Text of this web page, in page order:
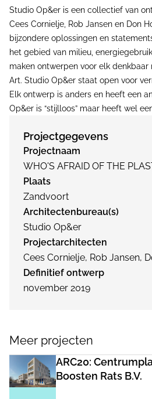
Studio Op&er is een collectief van
Cees Cornielje, Rob Jansen en Don
bijzondere oplossingen en
het gebied van milieu,
maken ontwerpen voor elk
Art. Studio Op&er staat open voor
Elk ontwerp is anders en heeft een
Op&er is “stijlloos” maar heeft wel
Projectgegevens
Projectnaam
WHO'S AFRAID OF THE
Plaats
Zandvoort
Architectenbureau(s)
Studio Op&er
Projectarchitecten
Cees Cornielje, Rob Jansen,
Definitief ontwerp
november 2019
Meer projecten
ARC20:
Boosten Rats B.V.